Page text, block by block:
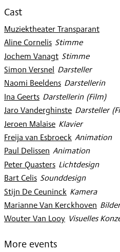
Cast
Muziektheater Transparant
Aline Cornelis
: Stimme
Jochem Vanagt
: Stimme
Simon Versnel: Darsteller
Naomi Beeldens
: Darstellerin
Ina Geerts
: Darstellerin (Film)
Jaro Vanderghinste
: Darsteller
Jeroen Malaise
: Klavier
Freija van Esbroeck
: Animation
Paul Delissen: Animation
Peter Quasters
: Lichtdesign
Bart Celis
: Sounddesign
Stijn De Ceuninck
: Kamera
Marianne Van Kerckhoven: Bilder
Wouter Van Looy
: Visuelles
More events